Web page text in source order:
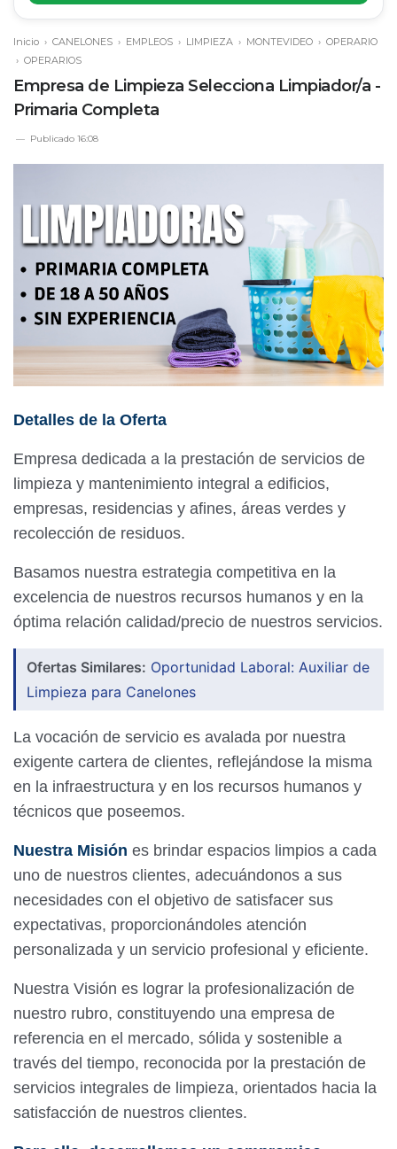
Inicio › CANELONES › EMPLEOS › LIMPIEZA › MONTEVIDEO › OPERARIO
› OPERARIOS
Empresa de Limpieza Selecciona Limpiador/a -
Primaria Completa
Publicado 16:08
Detalles de la Oferta
Empresa dedicada a la prestación de servicios de
limpieza y mantenimiento integral a edificios,
empresas, residencias y afines, áreas verdes y
recolección de residuos.
Basamos nuestra estrategia competitiva en la
excelencia de nuestros recursos humanos y en la
óptima relación calidad/precio de nuestros servicios.
Ofertas Similares: Oportunidad Laboral: Auxiliar de
Limpieza para Canelones
La vocación de servicio es avalada por nuestra
exigente cartera de clientes, reflejándose la misma
en la infraestructura y en los recursos humanos y
técnicos que poseemos.
Nuestra Misión es brindar espacios limpios a cada
uno de nuestros clientes, adecuándonos a sus
necesidades con el objetivo de satisfacer sus
expectativas, proporcionándoles atención
personalizada y un servicio profesional y eficiente.
Nuestra Visión es lograr la profesionalización de
nuestro rubro, constituyendo una empresa de
referencia en el mercado, sólida y sostenible a
través del tiempo, reconocida por la prestación de
servicios integrales de limpieza, orientados hacia la
satisfacción de nuestros clientes.